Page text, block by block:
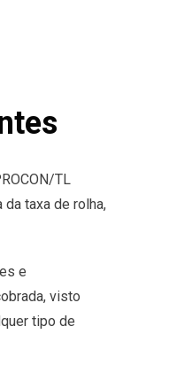
TL
taxa de rolha,
e
visto
tipo de